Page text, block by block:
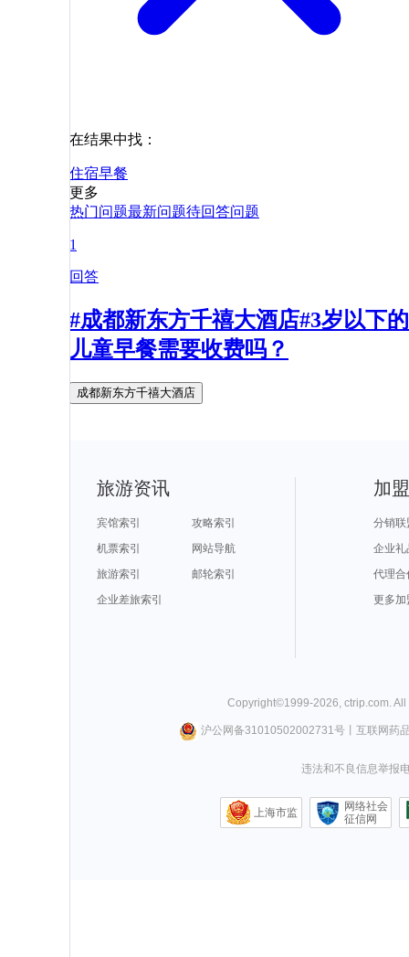
在结果中找：
住宿早餐
更多
热门问题最新问题待回答问题
1
回答
#成都新东方千禧大酒店#3岁以下的
儿童早餐需要收费吗？
成都新东方千禧大酒店
旅游资讯
宾馆索引
攻略索引
机票索引
网站导航
旅游索引
邮轮索引
企业差旅索引
加
分销联
企业礼
代理合
更多加
Copyright©1999-2026 ctrip.com .
沪公网备31010502002731号丨 互联网药
违法和不良信息举报
上海市监
网络社会
征信网